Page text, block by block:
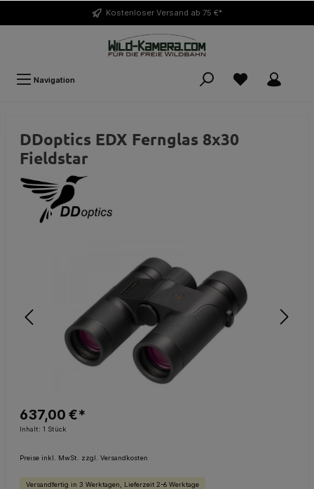
Kostenloser Versand ab 75 €*
Navigation
DDoptics EDX Fernglas 8x30
Fieldstar
637,00 €*
Inhalt: 1 Stück
Preise inkl. MwSt. zzgl. Versandkosten
Versandfertig in 3 Werktagen, Lieferzeit 2-6 Werktage